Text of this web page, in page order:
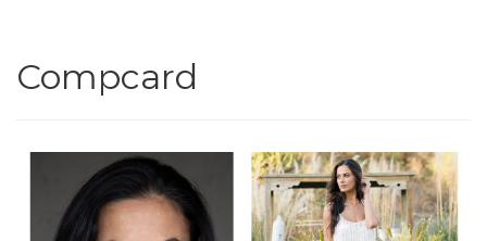
Compcard